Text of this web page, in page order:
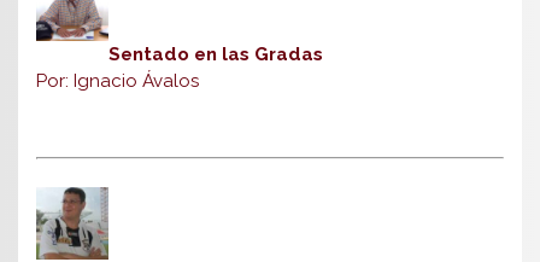
Sentado en las Gradas
Por: Ignacio Ávalos